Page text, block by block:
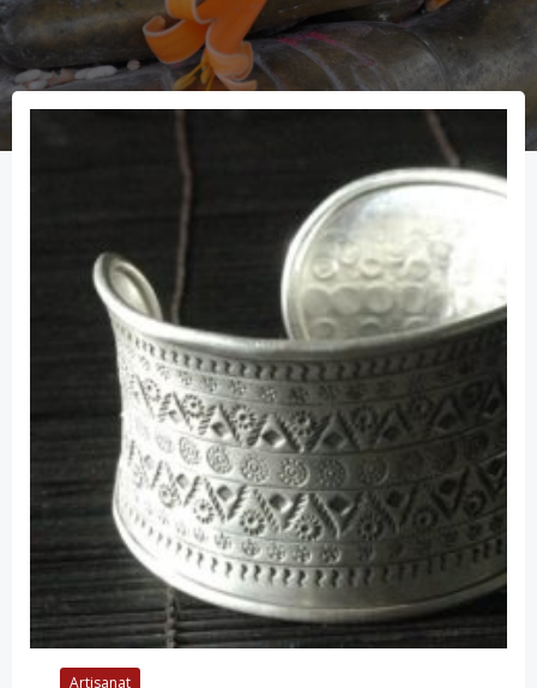
Artisanat